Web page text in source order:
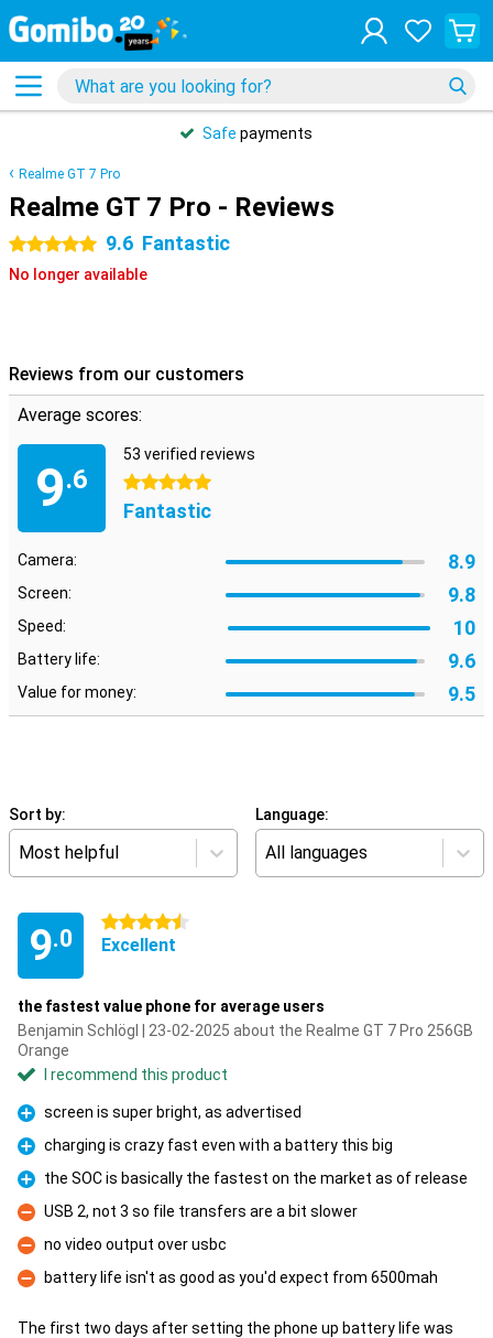
Safe payments
Realme GT 7 Pro
Realme GT 7 Pro - Reviews
5 stars 9.6 Fantastic
No longer available
Reviews from our customers
Average scores:
9.6
53 verified reviews
5 stars
Fantastic
Camera: 8.9
Screen: 9.8
Speed: 10
Battery life: 9.6
Value for money: 9.5
Sort by:
Most helpful
Language:
All languages
9.0
4.5 stars
Excellent
the fastest value phone for average users
Benjamin Schlögl | 23-02-2025 about the Realme GT 7 Pro 256GB
Orange
I recommend this product
Pro
screen is super bright, as advertised
Pro
charging is crazy fast even with a battery this big
Pro
the SOC is basically the fastest on the market as of release
Con
USB 2, not 3 so file transfers are a bit slower
Con
no video output over usbc
Con
battery life isn't as good as you'd expect from 6500mah
The first two days after setting the phone up battery life was